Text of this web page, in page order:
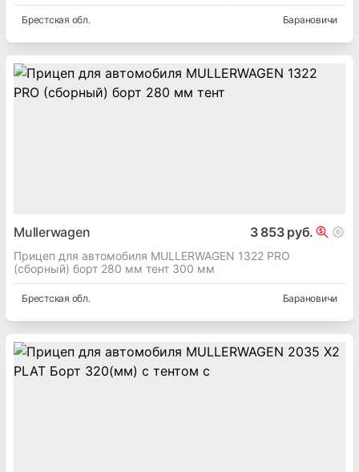
Брестская обл. Барановичи
Mullerwagen 3 853 руб.
Прицеп для автомобиля MULLERWAGEN 1322 PRO
(сборный) борт 280 мм тент 300 мм
Брестская обл. Барановичи